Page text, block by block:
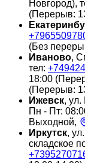
Новгород),
(Перерыв:
(Без
Иваново,
тел:
18:00
(Перерыв:
Ижевск, ул.
Пн - Пт:
Выходной,
Иркутск,
складское